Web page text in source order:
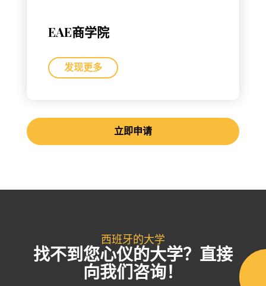
EAE商学院
发现更多
立即申请
西班牙的大学
找不到您心仪的大学？直接
向我们咨询！